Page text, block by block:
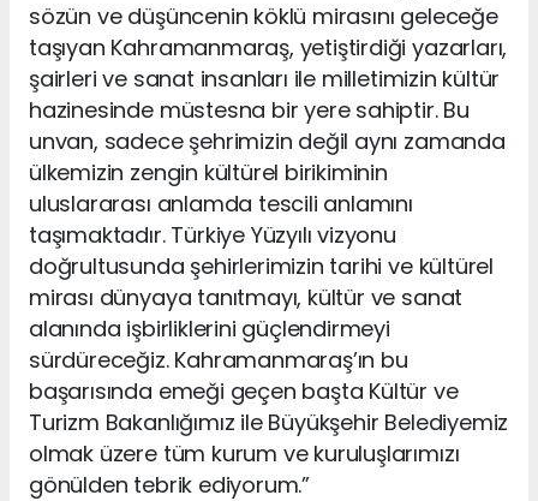
sözün ve düşüncenin köklü mirasını geleceğe
taşıyan Kahramanmaraş, yetiştirdiği yazarları,
şairleri ve sanat insanları ile milletimizin kültür
hazinesinde müstesna bir yere sahiptir. Bu
unvan, sadece şehrimizin değil aynı zamanda
ülkemizin zengin kültürel birikiminin
uluslararası anlamda tescili anlamını
taşımaktadır. Türkiye Yüzyılı vizyonu
doğrultusunda şehirlerimizin tarihi ve kültürel
mirası dünyaya tanıtmayı, kültür ve sanat
alanında işbirliklerini güçlendirmeyi
sürdüreceğiz. Kahramanmaraş’ın bu
başarısında emeği geçen başta Kültür ve
Turizm Bakanlığımız ile Büyükşehir Belediyemiz
olmak üzere tüm kurum ve kuruluşlarımızı
gönülden tebrik ediyorum.”